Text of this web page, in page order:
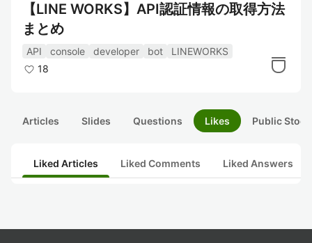
【LINE WORKS】API認証情報の取得方法
まとめ
API console developer bot
LINEWORKS
18
Articles Slides Questions Likes Public
Liked Articles Liked Comments Liked Answers